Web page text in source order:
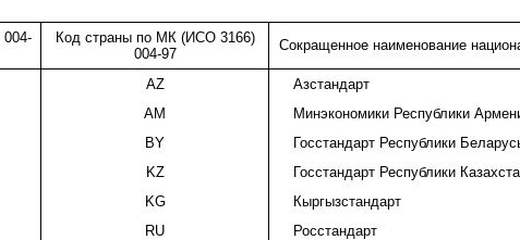
Код страны по МК (ИСО 3166)
004-97
Сокращенное наименование
AZ
Азстандарт
AM
Минэкономики Республики
BY
Госстандарт Республики
KZ
Госстандарт Республики
KG
Кыргызстандарт
RU
Росстандарт